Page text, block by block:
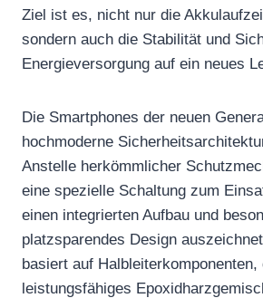
Ziel ist es, nicht nur die
sondern auch die Stabilität und
Energieversorgung auf ein neues
Die Smartphones der neuen
hochmoderne
Anstelle herkömmlicher
eine spezielle Schaltung zum
einen integrierten Aufbau und
platzsparendes Design
basiert auf Halbleiterkomponenten,
leistungsfähiges